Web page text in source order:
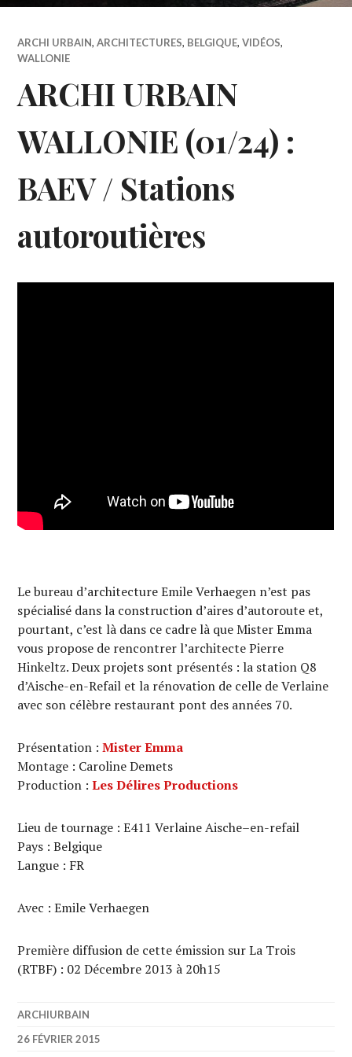
ARCHI URBAIN,ARCHITECTURES, BELGIQUE,VIDÉOS,
WALLONIE
ARCHI URBAIN
WALLONIE (01/24) :
BAEV / Stations
autoroutières
Le bureau d’architecture Emile Verhaegen n’est pas
spécialisé dans la construction d’aires d’autoroute et,
pourtant, c’est là dans ce cadre là que Mister Emma
vous propose de rencontrer l’architecte Pierre
Hinkeltz. Deux projets sont présentés : la station Q8
d’Aische-en-Refail et la rénovation de celle de Verlaine
avec son célèbre restaurant pont des années 70.
Présentation :Mister Emma
Montage : Caroline Demets
Production :Les Délires Productions
Lieu de tournage : E411 Verlaine Aische–en-refail
Pays : Belgique
Langue : FR
Avec : Emile Verhaegen
Première diffusion de cette émission sur La Trois
(RTBF) : 02 Décembre 2013 à 20h15
ARCHIURBAIN
26 FÉVRIER 2015